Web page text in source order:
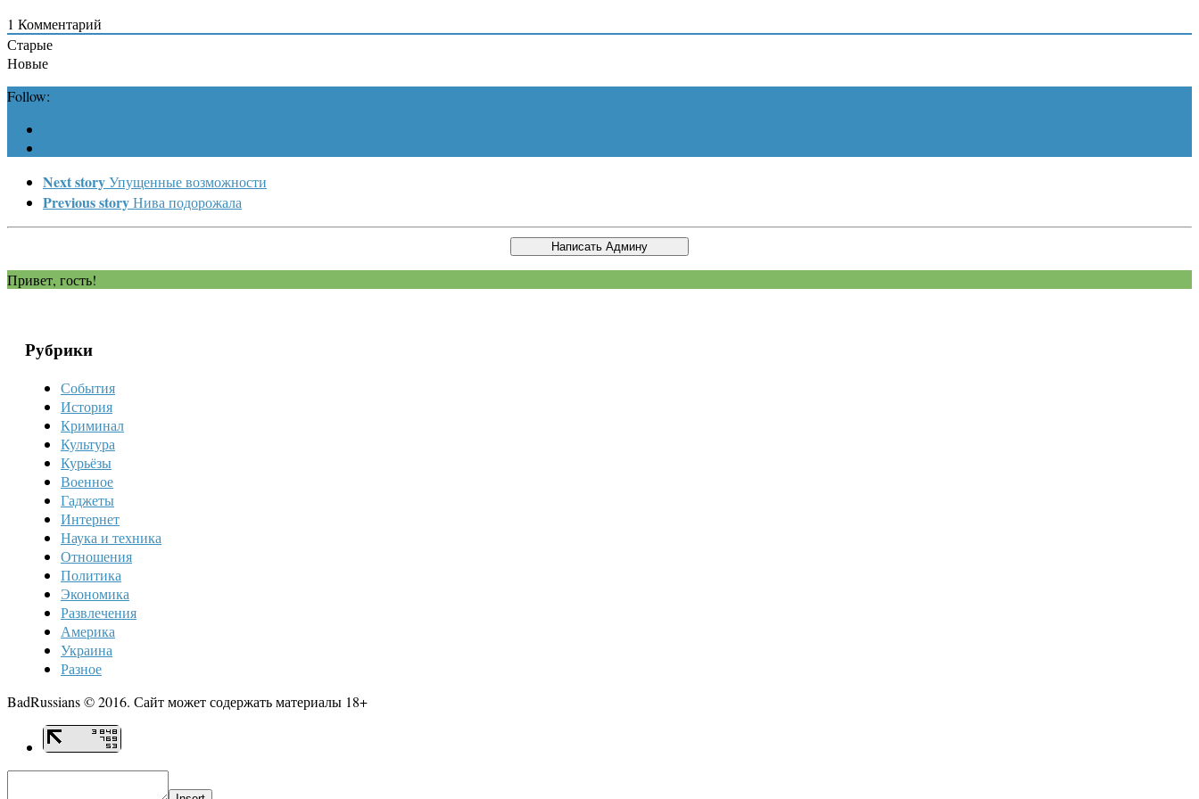
1 Комментарий
Старые
Новые
Follow:
Next storyУпущенные возможности
Previous storyНива подорожала
Привет, гость!
Рубрики
События
История
Криминал
Культура
Курьёзы
Военное
Гаджеты
Интернет
Наука и техника
Отношения
Политика
Экономика
Развлечения
Америка
Украина
Разное
BadRussians © 2016. Сайт может содержать материалы 18+